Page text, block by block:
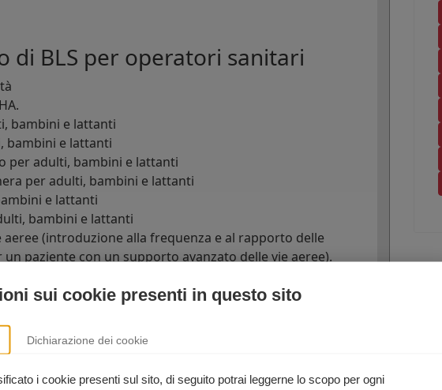
di BLS per operatori sanitari
bambini e lattanti
bambini e lattanti
per adulti, bambini e lattanti
per adulti, bambini e lattanti
e lattanti
bambini e lattanti
aeree (introduzione alla frequenza e al rapporto delle
paziente con un supporto avanzato delle vie aeree).
di BLS per operatori sanitari
varietà di contesti ospedalieri ed extra-ospedalieri.
sui cookie presenti in questo sito
Dichiarazione dei cookie
i cookie presenti sul sito, di seguito potrai leggerne lo scopo per ogni